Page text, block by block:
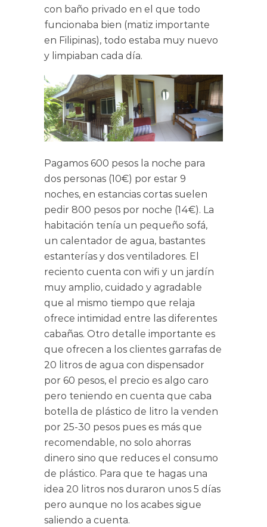
con baño privado en el que todo
funcionaba bien (matiz importante
en Filipinas), todo estaba muy nuevo
y limpiaban cada día.
Pagamos 600 pesos la noche para
dos personas (10€) por estar 9
noches, en estancias cortas suelen
pedir 800 pesos por noche (14€). La
habitación tenía un pequeño sofá,
un calentador de agua, bastantes
estanterías y dos ventiladores. El
reciento cuenta con wifi y un jardín
muy amplio, cuidado y agradable
que al mismo tiempo que relaja
ofrece intimidad entre las diferentes
cabañas. Otro detalle importante es
que ofrecen a los clientes garrafas de
20 litros de agua con dispensador
por 60 pesos, el precio es algo caro
pero teniendo en cuenta que caba
botella de plástico de litro la venden
por 25-30 pesos pues es más que
recomendable, no solo ahorras
dinero sino que reduces el consumo
de plástico. Para que te hagas una
idea 20 litros nos duraron unos 5 días
pero aunque no los acabes sigue
saliendo a cuenta.